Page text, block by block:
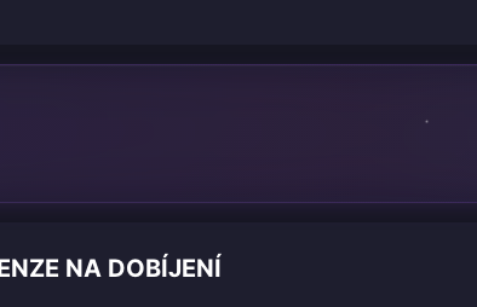
NA DOBÍJENÍ